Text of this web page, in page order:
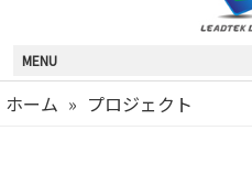
MENU
ホーム » プロジェクト